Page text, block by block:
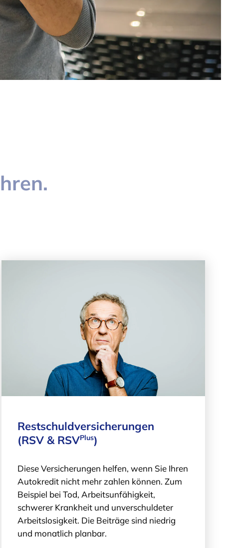
Restschuld­versicherungen
(RSV & RSVPlus)
Diese Versicherungen helfen, wenn Sie Ihren
Autokredit nicht mehr zahlen können. Zum
Beispiel bei Tod, Arbeitsunfähigkeit,
schwerer Krankheit und unverschuldeter
Arbeitslosigkeit. Die Beiträge sind niedrig
und monatlich planbar.